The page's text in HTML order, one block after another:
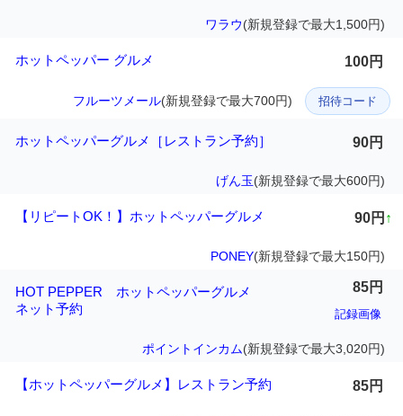
ワラウ(新規登録で最大1,500円)
ホットペッパー グルメ 100円
フルーツメール(新規登録で最大700円) 招待コード
ホットペッパーグルメ［レストラン予約］ 90円
げん玉(新規登録で最大600円)
【リピートOK！】ホットペッパーグルメ 90円 ↑
PONEY(新規登録で最大150円)
HOT PEPPER ホットペッパーグルメ
ネット予約
85円
記録画像
ポイントインカム(新規登録で最大3,020円)
【ホットペッパーグルメ】レストラン予約 85円